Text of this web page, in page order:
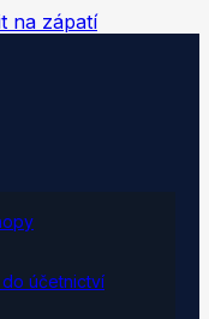
na zápatí
účetnictví